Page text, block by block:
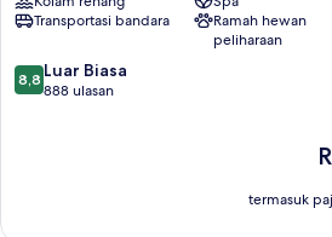
Guangzhou
Yuexiu
Transportasi bandara
Ramah hewan
peliharaan
8.8
dari
8,8 Luar Biasa
888 ulasan
termasuk